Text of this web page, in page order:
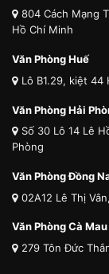
804 Cách Mạng
Hồ Chí Minh
Văn Phòng Huế
Lô B1.29, kiệt 44
Văn Phòng Hải
Số 30 Lô 14 Lê
Phòng
Văn Phòng Đồng
02A12 Lê Thị
Văn Phòng Cà Mau
279 Tôn Đức